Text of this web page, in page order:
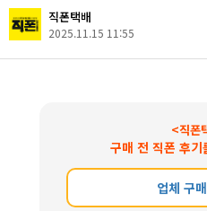
직폰택배
2025.11.15 11:55
<직폰
구매 전 직폰 후
업체 구